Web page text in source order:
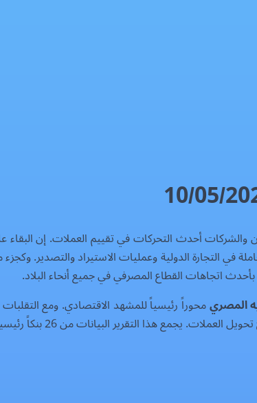
أحدث التحركات في تقييم العملات. إن البقاء
في التجارة الدولية وعمليات الاستيراد والتصدير.
اتجاهات القطاع المصرفي في جميع أنحاء البلاد.
المصريمحوراً رئيسياً للمشهد الاقتصادي. ومع
فهم أين يمكن العثور على